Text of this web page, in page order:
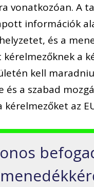
vonatkozóan. A
információk
és a
a
kell
a szabad
az